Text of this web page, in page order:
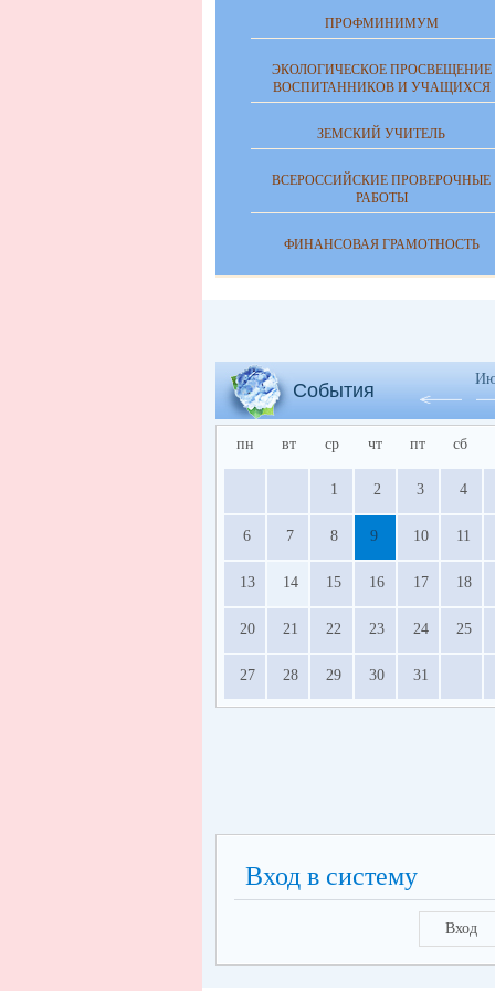
ПРОФМИНИМУМ
ЭКОЛОГИЧЕСКОЕ ПРОСВЕЩЕНИЕ
ВОСПИТАННИКОВ И УЧАЩИХСЯ
ЗЕМСКИЙ УЧИТЕЛЬ
ВСЕРОССИЙСКИЕ ПРОВЕРОЧНЫЕ
РАБОТЫ
ФИНАНСОВАЯ ГРАМОТНОСТЬ
События
пн вт ср чт пт сб
1 2 3 4
6 7 8 9 10 11
13 14 15 16 17 18
20 21 22 23 24 25
27 28 29 30 31
Вход в систему
Вход